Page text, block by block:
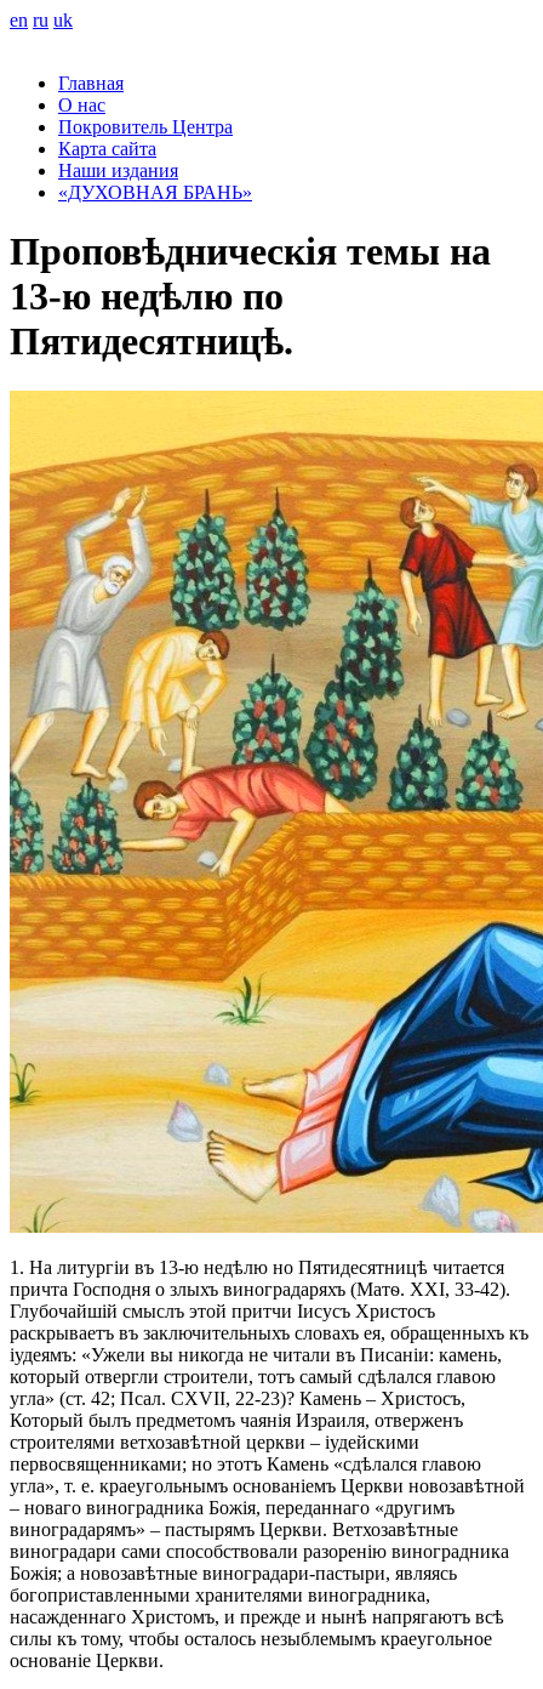
en ru uk
Главная
О нас
Покровитель Центра
Карта сайта
Наши издания
«ДУХОВНАЯ БРАНЬ»
Проповѣдническія темы на
13-ю недѣлю по
Пятидесятницѣ.
1. На литургіи въ 13-ю недѣлю но Пятидесятницѣ читается
причта Господня о злыхъ виноградаряхъ (Матѳ. XXI, 33-42).
Глубочайшій смыслъ этой притчи Іисусъ Христосъ
раскрываетъ въ заключительныхъ словахъ ея, обращенныхъ къ
іудеямъ: «Ужели вы никогда не читали въ Писаніи: камень,
который отвергли строители, тотъ самый сдѣлался главою
угла» (ст. 42; Псал. CXVII, 22-23)? Камень – Христосъ,
Который былъ предметомъ чаянія Израиля, отверженъ
строителями ветхозавѣтной церкви – іудейскими
первосвященниками; но этотъ Камень «сдѣлался главою
угла», т. е. краеугольнымъ основаніемъ Церкви новозавѣтной
– новаго виноградника Божія, переданнаго «другимъ
виноградарямъ» – пастырямъ Церкви. Ветхозавѣтные
виноградари сами способствовали разоренію виноградника
Божія; а новозавѣтные виноградари-пастыри, являясь
богоприставленными хранителями виноградника,
насажденнаго Христомъ, и прежде и нынѣ напрягаютъ всѣ
силы къ тому, чтобы осталось незыблемымъ краеугольное
основаніе Церкви.